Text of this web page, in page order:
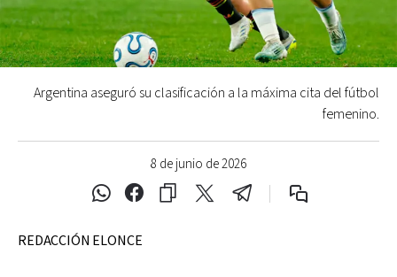
8 de junio de 2026
Argentina aseguró su clasificación a la máxima cita del fútbol
femenino.
REDACCIÓN ELONCE